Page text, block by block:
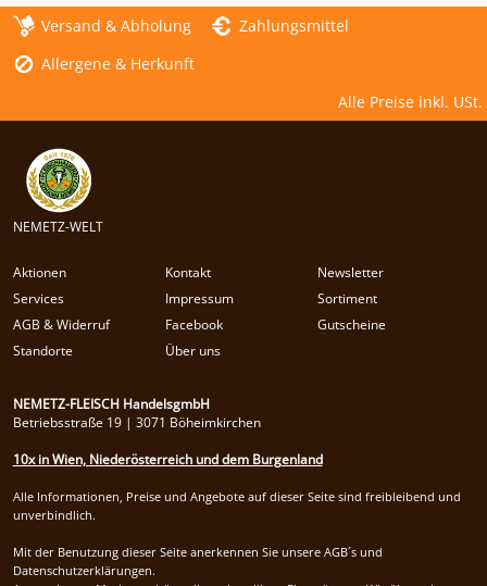
Versand & Abholung
Zahlungsmittel
Allergene & Herkunft
Alle Preise inkl. USt.
NEMETZ-WELT
Aktionen Kontakt
Newsletter
Services
Impressum
Sortiment
AGB & Widerruf
Facebook
Gutscheine
Standorte
Über uns
NEMETZ-FLEISCH HandelsgmbH
Betriebsstraße 19 | 3071 Böheimkirchen
10x in Wien, Niederösterreich und dem Burgenland
Alle Informationen, Preise und Angebote auf dieser Seite sind freibleibend und
unverbindlich.
Mit der Benutzung dieser Seite anerkennen Sie unsere AGB´s und
Datenschutzerklärungen.